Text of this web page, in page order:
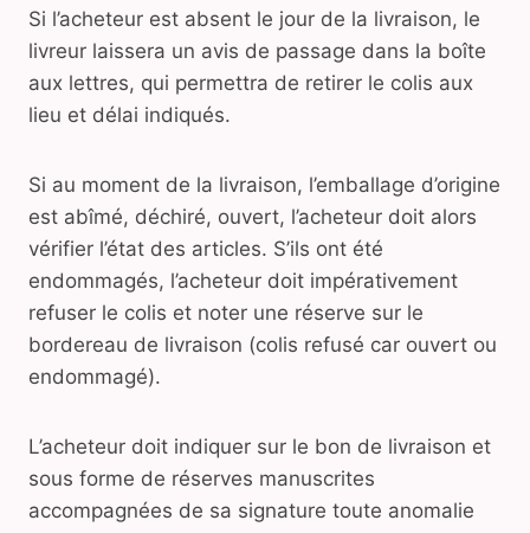
Si l’acheteur est absent le jour de la livraison, le
livreur laissera un avis de passage dans la boîte
aux lettres, qui permettra de retirer le colis aux
lieu et délai indiqués.
Si au moment de la livraison, l’emballage d’origine
est abîmé, déchiré, ouvert, l’acheteur doit alors
vérifier l’état des articles. S’ils ont été
endommagés, l’acheteur doit impérativement
refuser le colis et noter une réserve sur le
bordereau de livraison (colis refusé car ouvert ou
endommagé).
L’acheteur doit indiquer sur le bon de livraison et
sous forme de réserves manuscrites
accompagnées de sa signature toute anomalie